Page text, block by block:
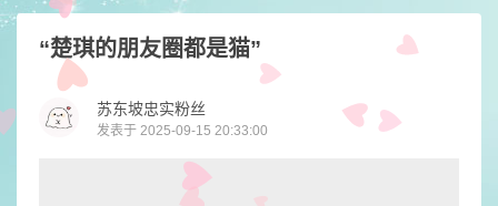
“楚琪的朋友圈都是猫”
苏东坡忠实粉丝
发表于 2025-09-15 20:33:00